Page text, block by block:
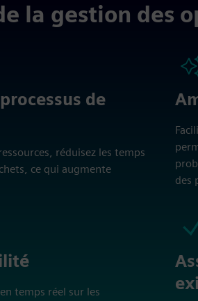
la gestion des
de
réduisez les temps
ce qui augmente
des
temps réel sur les